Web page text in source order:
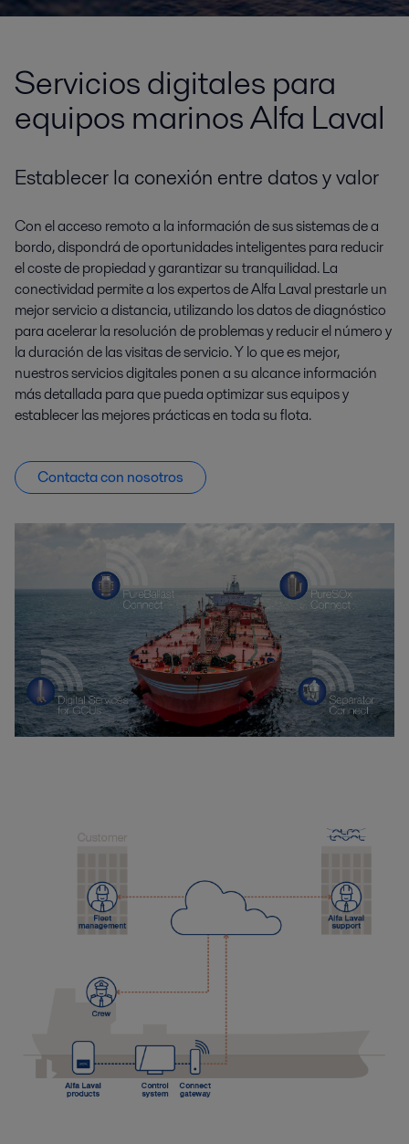
Servicios digitales para
equipos marinos Alfa Laval
Establecer la conexión entre datos y valor
Con el acceso remoto a la información de sus sistemas de a
bordo, dispondrá de oportunidades inteligentes para reducir
el coste de propiedad y garantizar su tranquilidad. La
conectividad permite a los expertos de Alfa Laval prestarle un
mejor servicio a distancia, utilizando los datos de diagnóstico
para acelerar la resolución de problemas y reducir el número y
la duración de las visitas de servicio. Y lo que es mejor,
nuestros servicios digitales ponen a su alcance información
más detallada para que pueda optimizar sus equipos y
establecer las mejores prácticas en toda su flota.
Contacta con nosotros